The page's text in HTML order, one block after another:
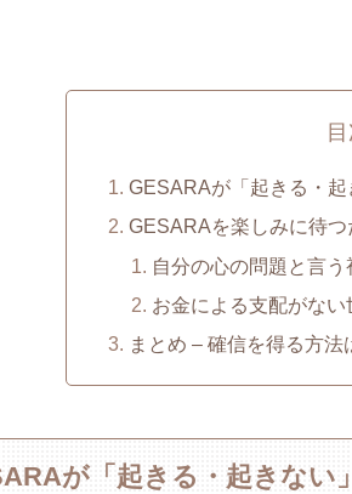
GESARAが「起きる・
GESARAを楽しみに待
自分の心の問題と言う
お金による支配がな
まとめ – 確信を得る方法
が「起きる・起きない